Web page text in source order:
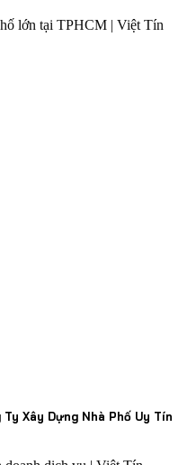
Xây Dựng Nhà Phố Uy Tín